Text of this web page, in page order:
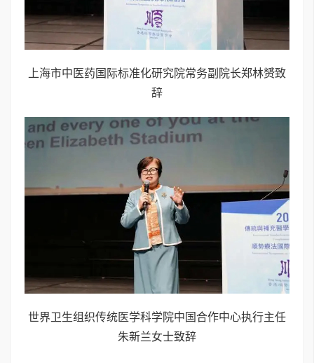
上海市中医药国际标准化研究院常务副院长郑林赟致
辞
世界卫生组织传统医学科学院中国合作中心执行主任
朱新兰女士致辞